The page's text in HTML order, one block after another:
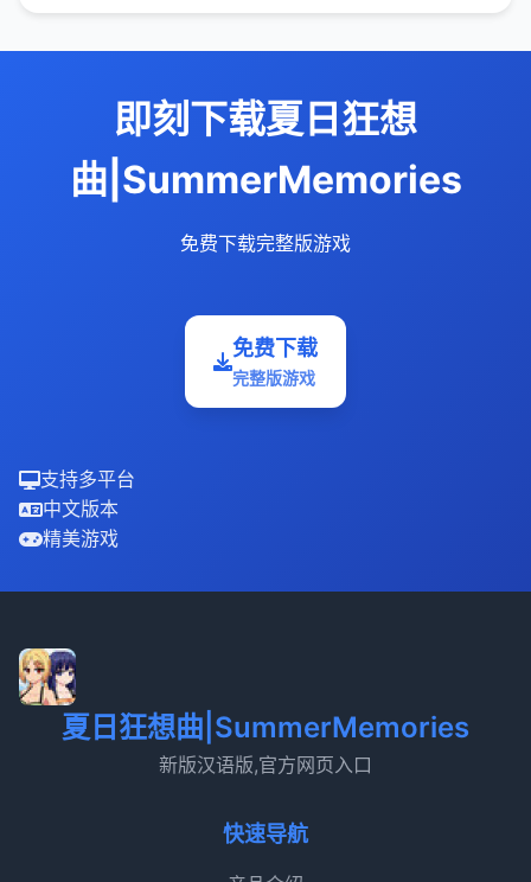
即刻下载夏日狂想
曲|SummerMemories
免费下载完整版游戏
免费下载
完整版游戏
支持多平台
中文版本
精美游戏
夏日狂想曲|SummerMemories
新版汉语版,官方网页入口
快速导航